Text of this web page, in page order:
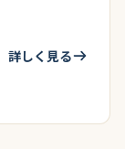
詳しく見る